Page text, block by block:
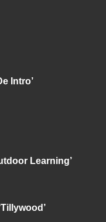
Intro’
Learning’